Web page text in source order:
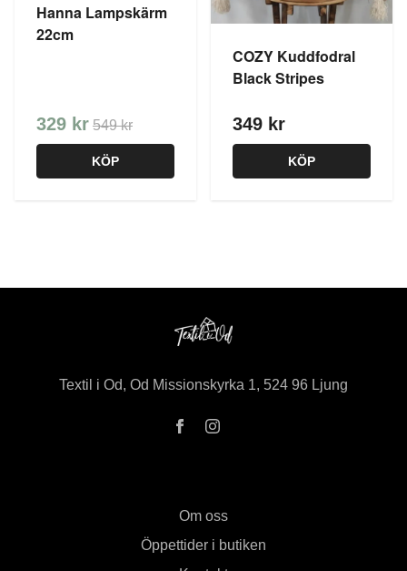
Hanna Lampskärm
22cm
329 kr 549 kr
KÖP
COZY Kuddfodral
Black Stripes
349 kr
KÖP
Textil i Od, Od Missionskyrka 1, 524 96 Ljung
Om oss
Öppettider i butiken